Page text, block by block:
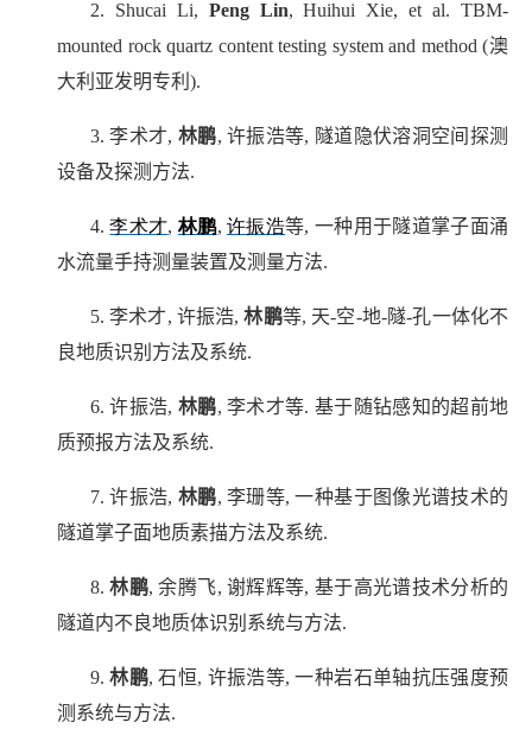
2. Shucai Li, Peng Lin, Huihui Xie, et al. TBM-
mounted rock quartz content testing system and method (澳
大利亚发明专利 ).
3.李术才, 林鹏, 许振浩等, 隧道隐伏溶洞空间探测
设备及探测方法.
4.李术才,林鹏, 许振浩等, 一种用于隧道掌子面涌
水流量手持测量装置及测量方法.
5.李术才, 许振浩,林鹏等, 天-空-地-隧-孔一体化不
良地质识别方法及系统.
6.许振浩, 林鹏, 李术才等. 基于随钻感知的超前地
质预报方法及系统.
7.许振浩, 林鹏, 李珊等,一种基于图像光谱技术的
隧道掌子面地质素描方法及系统.
8.林鹏,余腾飞, 谢辉辉等, 基于高光谱技术分析的
隧道内不良地质体识别系统与方法.
9.林鹏,石恒, 许振浩等,一种岩石单轴抗压强度预
测系统与方法.